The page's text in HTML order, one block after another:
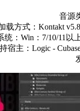
音源
载方式：Kontakt
统：Win：7/10/11以
宿主：Logic -